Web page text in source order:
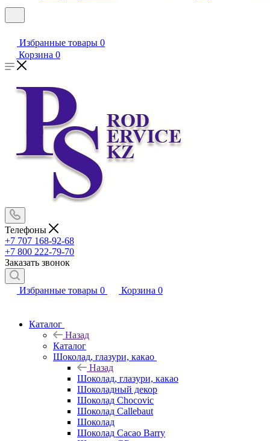
Избранные товары 0
Корзина 0
Телефоны
+7 707 168-92-68
+7 800 222-79-70
Заказать звонок
Избранные товары 0 Корзина 0
Каталог
Назад
Каталог
Шоколад, глазури, какао
Назад
Шоколад, глазури, какао
Шоколадный декор
Шоколад Chocovic
Шоколад Callebaut
Шоколад
Шоколад Cacao Barry